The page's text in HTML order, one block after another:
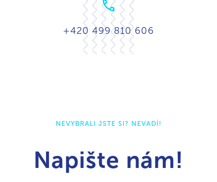
+420 499 810 606
NEVYBRALI JSTE SI? NEVADÍ!
Napište nám!